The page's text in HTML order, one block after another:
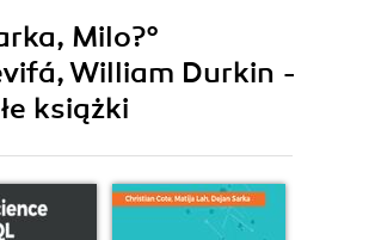
Milo?°
William Durkin -
książki